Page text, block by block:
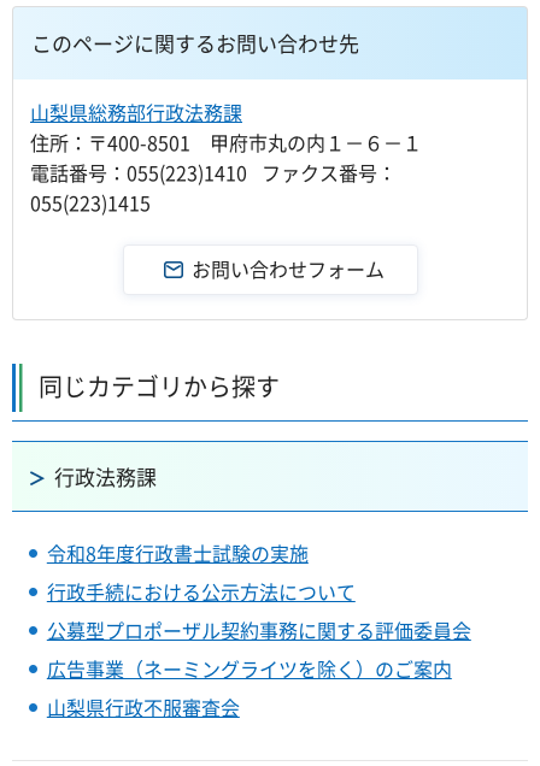
このページに関するお問い合わせ先
山梨県総務部行政法務課
住所：〒400-8501 甲府市丸の内１－６－１
電話番号：055(223)1410 ファクス番号：
055(223)1415
同じカテゴリから探す
行政法務課
令和8年度行政書士試験の実施
行政手続における公示方法について
公募型プロポーザル契約事務に関する評価委員会
広告事業（ネーミングライツを除く）のご案内
山梨県行政不服審査会